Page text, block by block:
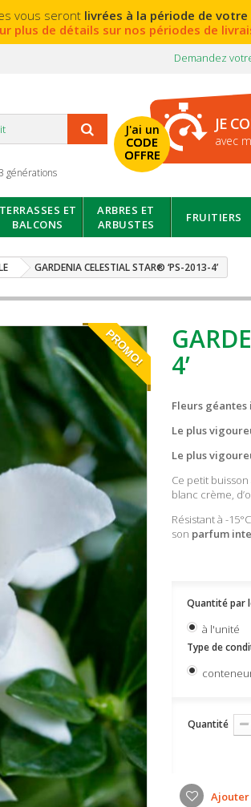
vous seront livrées à la période de
plus de détails sur nos périodes de
Demandez
générations
J'ai un
CODE
OFFRE
JE
avec
TERRASSES ET
BALCONS
ARBRES ET
ARBUSTES
FRUITIERS
GARDENIA CELESTIAL STAR® ‘PS-2013-4’
PROMO!
4’
Fleurs
Le plus
Le plus
Ce petit
blanc crème,
Résistant à -
son parfum
Quantité par
à l'unité
Type de
conteneur
Quantité
Ajouter